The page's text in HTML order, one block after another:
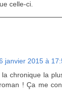
celle-ci.
janvier 2015 à
chronique la
! Ça me